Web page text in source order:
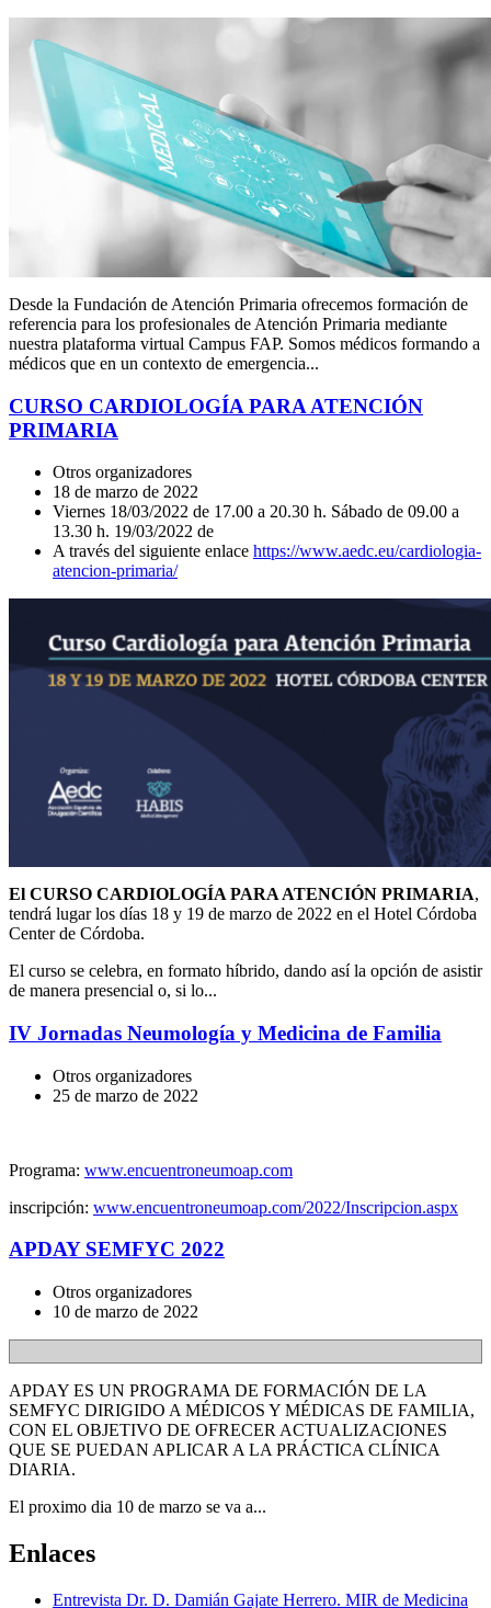
Desde la Fundación de Atención Primaria ofrecemos formación de
referencia para los profesionales de Atención Primaria mediante
nuestra plataforma virtual Campus FAP. Somos médicos formando a
médicos que en un contexto de emergencia...
CURSO CARDIOLOGÍA PARA ATENCIÓN
PRIMARIA
Otros organizadores
18 de marzo de 2022
Viernes 18/03/2022 de 17.00 a 20.30 h. Sábado de 09.00 a
13.30 h. 19/03/2022 de
A través del siguiente enlace https://www.aedc.eu/cardiologia-
atencion-primaria/
El CURSO CARDIOLOGÍA PARA ATENCIÓN PRIMARIA,
tendrá lugar los días 18 y 19 de marzo de 2022 en el Hotel Córdoba
Center de Córdoba.
El curso se celebra, en formato híbrido, dando así la opción de asistir
de manera presencial o, si lo...
IV Jornadas Neumología y Medicina de Familia
Otros organizadores
25 de marzo de 2022
Programa: www.encuentroneumoap.com
inscripción: www.encuentroneumoap.com/2022/Inscripcion.aspx
APDAY SEMFYC 2022
Otros organizadores
10 de marzo de 2022
APDAY ES UN PROGRAMA DE FORMACIÓN DE LA
SEMFYC DIRIGIDO A MÉDICOS Y MÉDICAS DE FAMILIA,
CON EL OBJETIVO DE OFRECER ACTUALIZACIONES
QUE SE PUEDAN APLICAR A LA PRÁCTICA CLÍNICA
DIARIA.
El proximo dia 10 de marzo se va a...
Enlaces
Entrevista Dr. D. Damián Gajate Herrero. MIR de Medicina